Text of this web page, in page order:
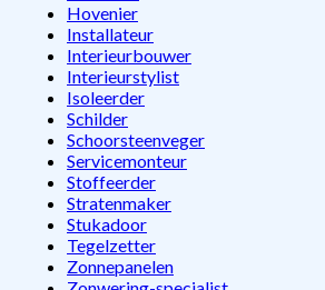
Hovenier
Installateur
Interieurbouwer
Interieurstylist
Isoleerder
Schilder
Schoorsteenveger
Servicemonteur
Stoffeerder
Stratenmaker
Stukadoor
Tegelzetter
Zonnepanelen